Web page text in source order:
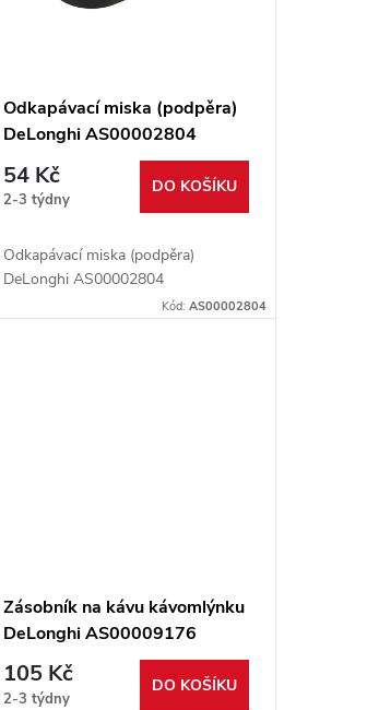
Odkapávací miska (podpěra)
DeLonghi AS00002804
54 Kč
2-3 týdny
DO KOŠÍKU
Odkapávací miska (podpěra)
DeLonghi AS00002804
Kód: AS00002804
Zásobník na kávu kávomlýnku
DeLonghi AS00009176
105 Kč
2-3 týdny
DO KOŠÍKU